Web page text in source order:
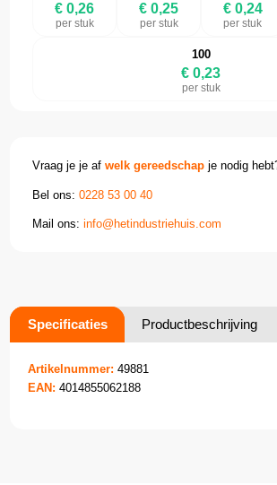
€ 0,26
per stuk
€ 0,25
per stuk
€ 0,24
per stuk
100
€ 0,23
per stuk
Vraag je je afwelk gereedschap je nodig
Bel ons:0228 53 00 40
Mail ons:info@hetindustriehuis.com
Specificaties Productbeschrijving
Artikelnummer: 49881
EAN: 4014855062188